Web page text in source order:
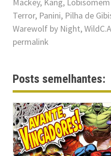
Mackey, Kang,
Terror, Panini, Pilha de
Warewolf by Night,
permalink
Posts semelhantes: